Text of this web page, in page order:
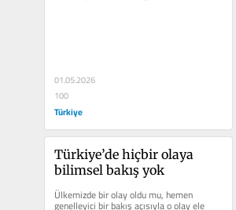
01.05.2026
100
Türkiye
Türkiye’de hiçbir olaya
bilimsel bakış yok
Ülkemizde bir olay oldu mu, hemen
genelleyici bir bakış açısıyla o olay ele